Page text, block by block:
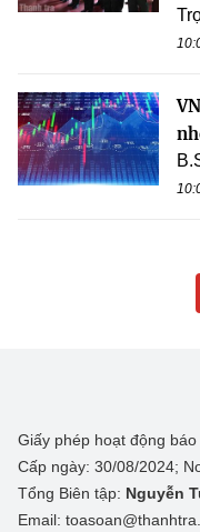
Giấy phép hoạt động
Cấp ngày: 30/08/2024;
Tổng Biên tập: Nguyễn
Email: